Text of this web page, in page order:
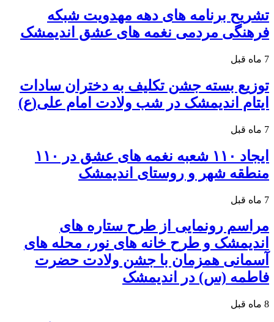
تشریح برنامه های دهه مهدویت شبکه
فرهنگی مردمی نغمه های عشق اندیمشک
7 ماه قبل
توزیع بسته جشن تکلیف به دختران سادات
ایتام اندیمشک در شب ولادت امام علی(ع)
7 ماه قبل
ایجاد ۱۱۰ شعبه نغمه های عشق در ۱۱۰
منطقه شهر و روستای اندیمشک
7 ماه قبل
مراسم رونمایی از طرح ستاره های
اندیمشک و طرح خانه های نور، محله های
آسمانی همزمان با جشن ولادت حضرت
فاطمه (س) در اندیمشک
8 ماه قبل